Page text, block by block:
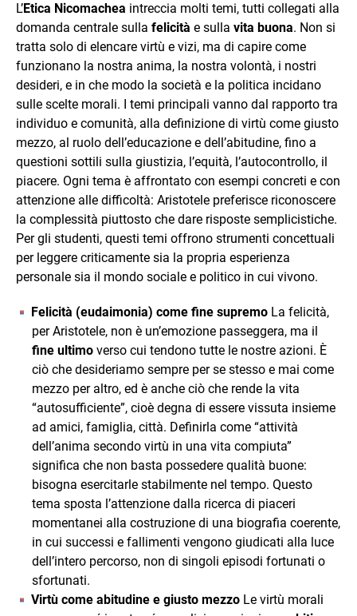
L’Etica Nicomachea intreccia molti temi, tutti collegati alla
domanda centrale sulla felicità e sulla vita buona. Non si
tratta solo di elencare virtù e vizi, ma di capire come
funzionano la nostra anima, la nostra volontà, i nostri
desideri, e in che modo la società e la politica incidano
sulle scelte morali. I temi principali vanno dal rapporto tra
individuo e comunità, alla definizione di virtù come giusto
mezzo, al ruolo dell’educazione e dell’abitudine, fino a
questioni sottili sulla giustizia, l’equità, l’autocontrollo, il
piacere. Ogni tema è affrontato con esempi concreti e con
attenzione alle difficoltà: Aristotele preferisce riconoscere
la complessità piuttosto che dare risposte semplicistiche.
Per gli studenti, questi temi offrono strumenti concettuali
per leggere criticamente sia la propria esperienza
personale sia il mondo sociale e politico in cui vivono.
Felicità (eudaimonia) come fine supremo La felicità,
per Aristotele, non è un’emozione passeggera, ma il
fine ultimo verso cui tendono tutte le nostre azioni. È
ciò che desideriamo sempre per se stesso e mai come
mezzo per altro, ed è anche ciò che rende la vita
“autosufficiente”, cioè degna di essere vissuta insieme
ad amici, famiglia, città. Definirla come “attività
dell’anima secondo virtù in una vita compiuta”
significa che non basta possedere qualità buone:
bisogna esercitarle stabilmente nel tempo. Questo
tema sposta l’attenzione dalla ricerca di piaceri
momentanei alla costruzione di una biografia coerente,
in cui successi e fallimenti vengono giudicati alla luce
dell’intero percorso, non di singoli episodi fortunati o
sfortunati.
Virtù come abitudine e giusto mezzo Le virtù morali